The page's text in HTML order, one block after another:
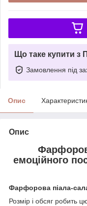
Що таке купити з
Замовлення під
Опис
Опис
емоційного
Фарфорова піала-
Розмір і обсяг робить